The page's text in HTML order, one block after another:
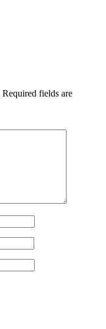
Required fields are